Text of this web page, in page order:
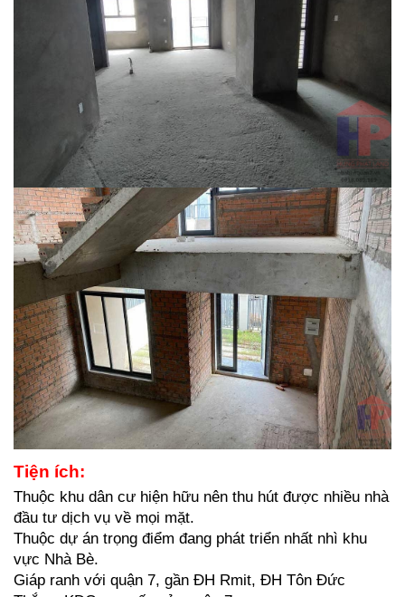
Tiện ích:
Thuộc khu dân cư hiện hữu nên thu hút được nhiều nhà
đầu tư dịch vụ về mọi mặt.
Thuộc dự án trọng điểm đang phát triển nhất nhì khu
vực Nhà Bè.
Giáp ranh với quận 7, gần ĐH Rmit, ĐH Tôn Đức